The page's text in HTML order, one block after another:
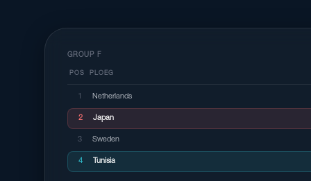
GROUP F
POS PLOEG
1 Netherlands
2 Japan
3 Sweden
4 Tunisia